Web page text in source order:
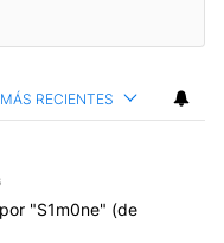
RECIENTES
"S1m0ne" (de